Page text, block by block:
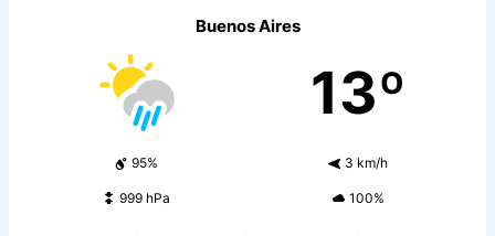
Buenos Aires
13º
95% 3 km/h
999 hPa 100%